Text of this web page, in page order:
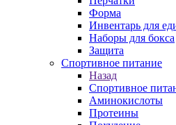
Форма
Инвентарь для
Наборы для бокса
Защита
Спортивное питание
Назад
Спортивное
Аминокислоты
Протеины